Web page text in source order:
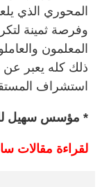
المحوري الذي
وفرصة ثمينة
المعلمون
ذلك كله يعبر عن
استشراف
* مؤسس سهيل
لقراءة مقالات